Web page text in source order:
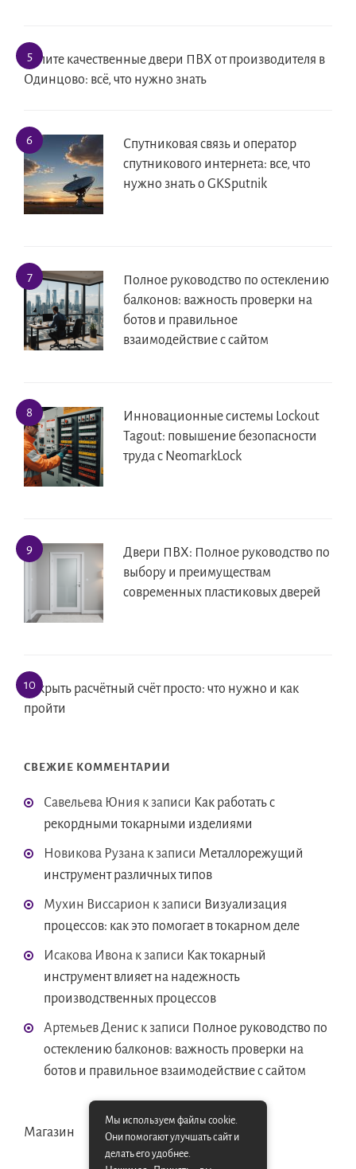
Купите качественные двери ПВХ от производителя в
Одинцово: всё, что нужно знать
Спутниковая связь и оператор
спутникового интернета: все, что
нужно знать о GKSputnik
Полное руководство по остеклению
балконов: важность проверки на
ботов и правильное
взаимодействие с сайтом
Инновационные системы Lockout
Tagout: повышение безопасности
труда с NeomarkLock
Двери ПВХ: Полное руководство по
выбору и преимуществам
современных пластиковых дверей
Открыть расчётный счёт просто: что нужно и как
пройти
СВЕЖИЕ КОММЕНТАРИИ
Савельева Юния к записи Как работать с
рекордными токарными изделиями
Новикова Рузана к записи Металлорежущий
инструмент различных типов
Мухин Виссарион к записи Визуализация
процессов: как это помогает в токарном деле
Исакова Ивона к записи Как токарный
инструмент влияет на надежность
производственных процессов
Артемьев Денис к записи Полное руководство по
остеклению балконов: важность проверки на
ботов и правильное взаимодействие с сайтом
Магазин
Мы используем файлы cookie.
Они помогают улучшать сайт и
делать его удобнее.